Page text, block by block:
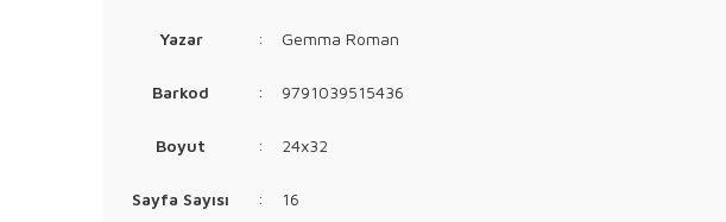
Yazar : Gemma Roman
Barkod : 9791039515436
Boyut : 24x32
Sayfa Sayısı : 16